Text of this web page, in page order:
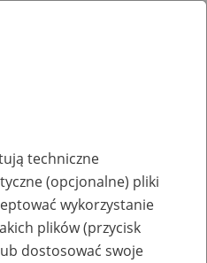
techniczne
(opcjonalne) pliki
wykorzystanie
plików (przycisk
dostosować swoje